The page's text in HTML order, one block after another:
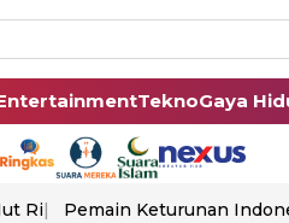
TeknoGaya
Ri Pemain Keturunan